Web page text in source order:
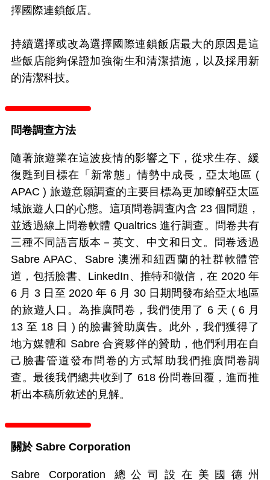
擇國際連鎖飯店。
持續選擇或改為選擇國際連鎖飯店最大的原因是這
些飯店能夠保證加強衛生和清潔措施，以及採用新
的清潔科技。
問卷調查方法
隨著旅遊業在這波疫情的影響之下，從求生存、緩
復甦到目標在「新常態」情勢中成長，亞太地區 (
APAC ) 旅遊意願調查的主要目標為更加瞭解亞太區
域旅遊人口的心態。這項問卷調查內含 23 個問題，
並透過線上問卷軟體 Qualtrics 進行調查。問卷共有
三種不同語言版本－英文、中文和日文。問卷透過
Sabre APAC、Sabre 澳洲和紐西蘭的社群軟體管
道，包括臉書、LinkedIn、推特和微信，在 2020 年
6 月 3 日至 2020 年 6 月 30 日期間發布給亞太地區
的旅遊人口。為推廣問卷，我們使用了 6 天 ( 6 月
13 至 18 日 ) 的臉書贊助廣告。此外，我們獲得了
地方媒體和 Sabre 合資夥伴的贊助，他們利用在自
己臉書管道發布問卷的方式幫助我們推廣問卷調
查。最後我們總共收到了 618 份問卷回覆，進而推
析出本稿所敘述的見解。
關於 Sabre Corporation
Sabre Corporation 總公司設在美國德州